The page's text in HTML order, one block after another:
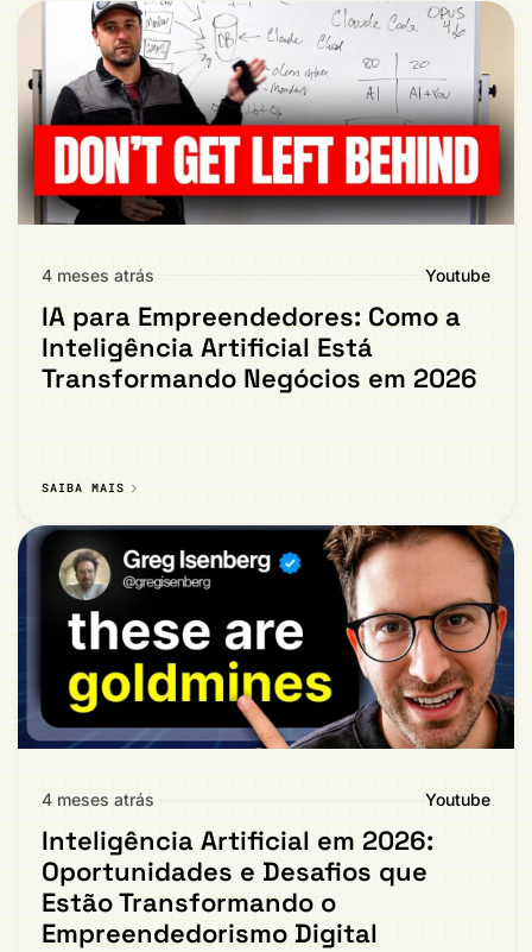
4 meses atrás Youtube
IA para Empreendedores: Como a
Inteligência Artificial Está
Transformando Negócios em 2026
SAIBA MAIS
4 meses atrás Youtube
Inteligência Artificial em 2026:
Oportunidades e Desafios que
Estão Transformando o
Empreendedorismo Digital